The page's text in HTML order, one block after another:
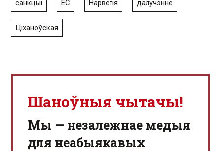
санкцыі ЕС Нарвегія далучэнне
Ціханоўская
Шаноўныя чытачы!
Мы — незалежнае медыя
для неабыякавых